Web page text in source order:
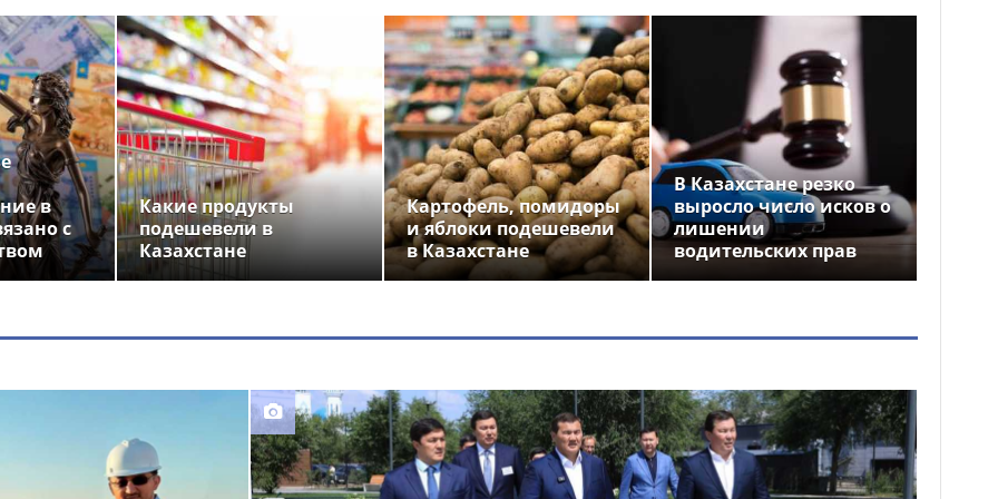
в
с
Какие продукты
подешевели в
Казахстане
Картофель, помидоры
и яблоки подешевели
в Казахстане
В Казахстане резко
выросло число исков о
лишении
водительских прав